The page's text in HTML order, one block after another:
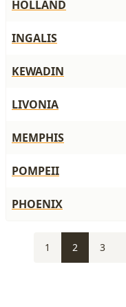
HOLLAND
INGALIS
KEWADIN
LIVONIA
MEMPHIS
POMPEII
PHOENIX
1 2 3